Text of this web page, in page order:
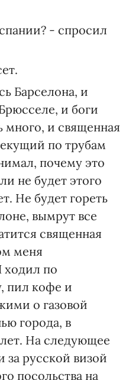
- спросил
Барселона, и
и боги
и священная
по трубам
почему это
не будет этого
Не будет гореть
вымрут все
священная
меня
ходил по
пил кофе и
о газовой
города, в
На следующее
за русской визой
посольства на